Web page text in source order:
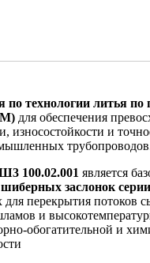
по технологии литья
для обеспечения
износостойкости и
100.02.001 является
шиберных заслонок
для перекрытия потоков
и
обогатительной и